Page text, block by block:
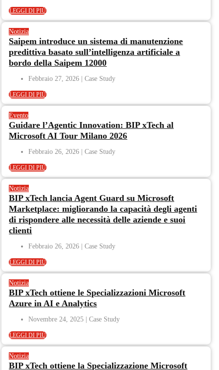
LEGGI DI PIÙ
Notizia
Saipem introduce un sistema di manutenzione
predittiva basato sull’intelligenza artificiale a
bordo della Saipem 12000
Febbraio 27, 2026
LEGGI DI PIÙ
Evento
Guidare l’Agentic Innovation: BIP xTech al
Microsoft AI Tour Milano 2026
Febbraio 26, 2026
LEGGI DI PIÙ
Notizia
BIP xTech lancia Agent Guard su Microsoft
Marketplace: migliorando la capacità degli agenti
di rispondere alle necessità delle aziende e suoi
clienti
Febbraio 26, 2026
LEGGI DI PIÙ
Notizia
BIP xTech ottiene le Specializzazioni Microsoft
Azure in AI e Analytics
Novembre 24, 2025
LEGGI DI PIÙ
Notizia
BIP xTech ottiene la Specializzazione Microsoft